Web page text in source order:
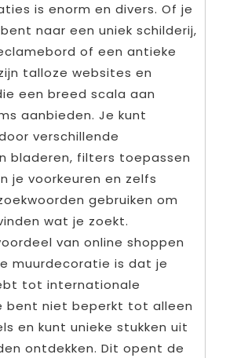
is enorm en divers. Of je
naar een uniek schilderij,
of een antieke
talloze websites en
een breed scala aan
aanbieden. Je kunt
verschillende
bladeren, filters toepassen
je voorkeuren en zelfs
gebruiken om
wat je zoekt.
van online shoppen
muurdecoratie is dat je
tot internationale
bent niet beperkt tot alleen
en kunt unieke stukken uit
ontdekken. Dit opent de